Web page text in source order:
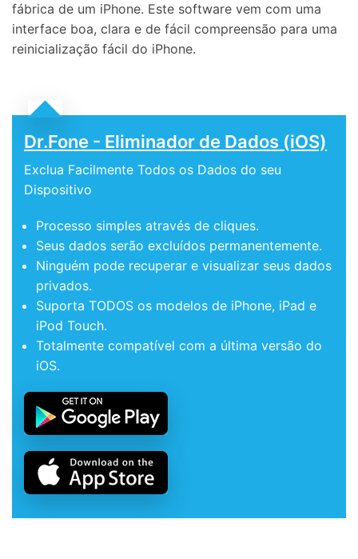
fábrica de um iPhone. Este software vem com uma
interface boa, clara e de fácil compreensão para uma
reinicialização fácil do iPhone.
Dr.Fone - Eliminador de Dados (iOS)
Exclua Facilmente Todos os Dados do seu
Dispositivo
Processo simples através de cliques.
Seus dados serão excluídos permanentemente.
Ninguém pode recuperar e visualizar seus dados
privados.
Suporta TODOS os modelos de iPhone, iPad e
iPod Touch.
Totalmente compatível com a última versão do
iOS.